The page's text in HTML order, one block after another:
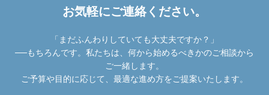
お気軽にご連絡ください。
「まだふんわりしていても大丈夫ですか？」
──もちろんです。私たちは、何から始めるべきかのご相談から
ご一緒します。
ご予算や目的に応じて、最適な進め方をご提案いたします。